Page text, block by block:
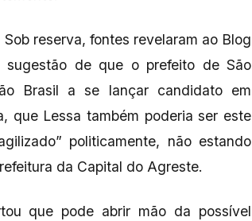
reserva, fontes revelaram ao Blog
de que o prefeito de São
Brasil a se lançar candidato em
que Lessa também poderia ser este
politicamente, não estando
da Capital do Agreste.
que pode abrir mão da possível